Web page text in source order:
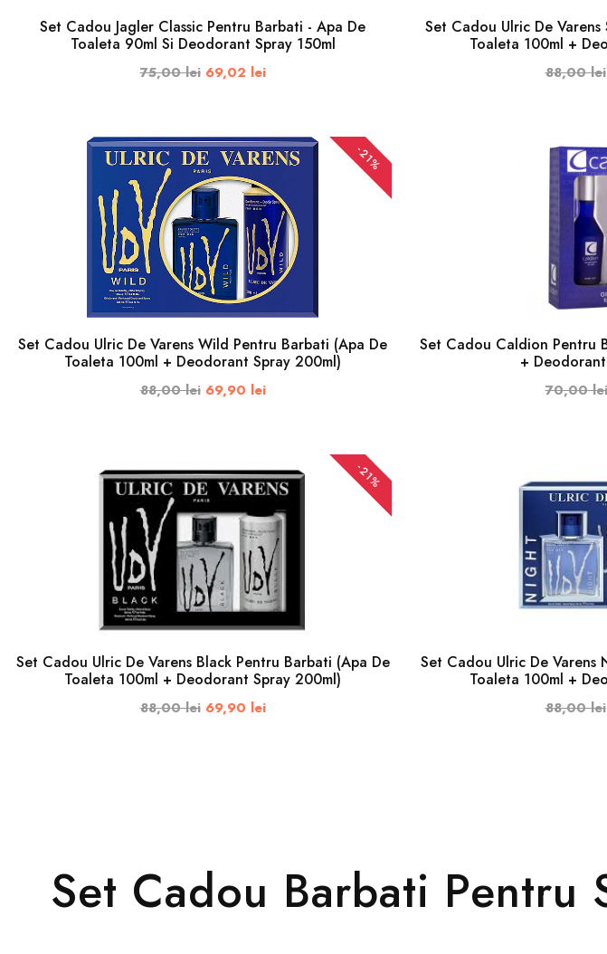
Permanent
DIMENSIUNI
50ml
Set Cadou Jagler Classic Pentru Barbati - Apa De
Toaleta 90ml Si Deodorant Spray 150ml
75,00 lei 69,02 lei
ADAUGA IN COS
Set Cadou Ulric De
Toaleta 100ml +
88,00 lei
-21%
Set Cadou Ulric De Varens Wild Pentru Barbati (Apa De
Toaleta 100ml + Deodorant Spray 200ml)
88,00 lei 69,90 lei
Set Cadou Caldion Pentru
+
70,00 lei
-21%
Set Cadou Ulric De Varens Black Pentru Barbati (Apa De
Toaleta 100ml + Deodorant Spray 200ml)
88,00 lei 69,90 lei
Set Cadou Ulric De Varens
Toaleta 100ml +
88,00 lei
Set Cadou Barbati Pentru